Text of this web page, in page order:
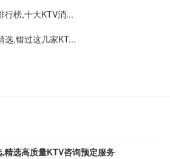
行榜,十大KTV消...
选,错过这几家KT...
精选高质量KTV咨询预定服务